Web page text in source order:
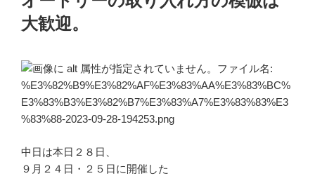
日:
大歓迎。
中日は本日２８日、
９月２４日・２５日に開催した